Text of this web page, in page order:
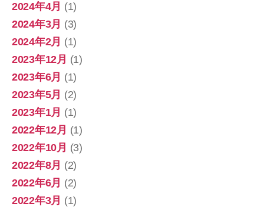
2024年4月 (1)
2024年3月 (3)
2024年2月 (1)
2023年12月 (1)
2023年6月 (1)
2023年5月 (2)
2023年1月 (1)
2022年12月 (1)
2022年10月 (3)
2022年8月 (2)
2022年6月 (2)
2022年3月 (1)